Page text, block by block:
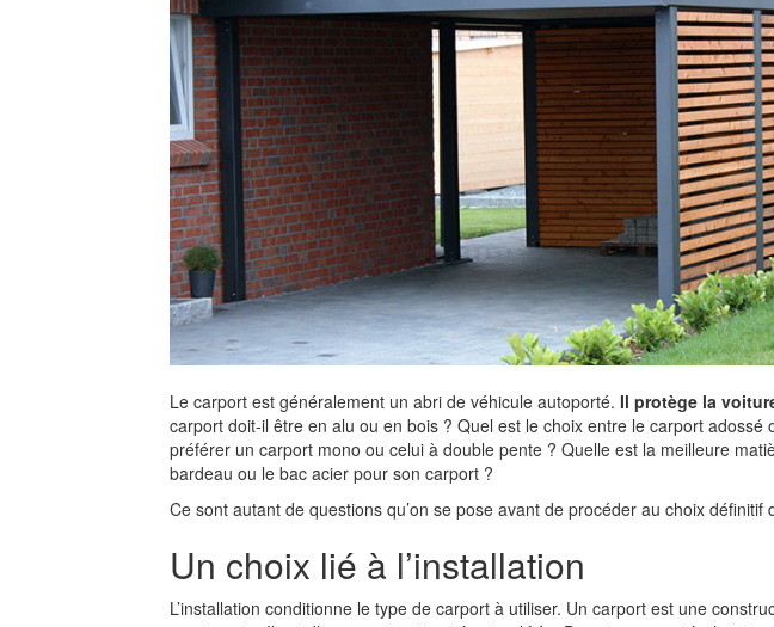
Le carport est généralement un abri de véhicule autoporté. Il protège la
carport doit-il être en alu ou en bois ? Quel est le choix entre le carport adossé
préférer un carport mono ou celui à double pente ? Quelle est la meilleure
bardeau ou le bac acier pour son carport ?
Ce sont autant de questions qu’on se pose avant de procéder au choix définitif
Un choix lié à l’installation
L’installation conditionne le type de carport à utiliser. Un carport est une